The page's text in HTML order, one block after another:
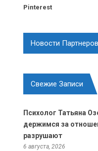
Pinterest
Новости Партнеров
Свежие Записи
Психолог Татьяна
держимся за
разрушают
6 августа, 2026